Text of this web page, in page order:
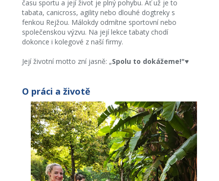
času sportu a její život je plný pohybu. Ať už je to
tabata, canicross, agility nebo dlouhé dogtreky s
fenkou Rejžou. Málokdy odmítne sportovní nebo
společenskou výzvu. Na její lekce tabaty chodí
dokonce i kolegové z naší firmy.
Její životní motto zní jasně: „Spolu to dokážeme!"♥️
O práci a životě